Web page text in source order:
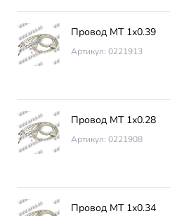
Провод МТ 1х0.39
Артикул: 0221913
Провод МТ 1х0.28
Артикул: 0221908
Провод МТ 1х0.34